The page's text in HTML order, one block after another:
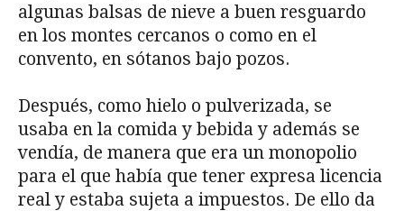
algunas balsas de nieve a buen resguardo
en los montes cercanos o como en el
convento, en sótanos bajo pozos.
Después, como hielo o pulverizada, se
usaba en la comida y bebida y además se
vendía, de manera que era un monopolio
para el que había que tener expresa licencia
real y estaba sujeta a impuestos. De ello da